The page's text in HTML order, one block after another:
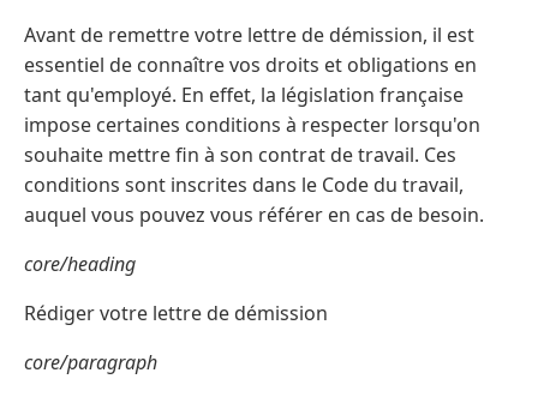
Avant de remettre votre lettre de démission, il est
essentiel de connaître vos droits et obligations en
tant qu'employé. En effet, la législation française
impose certaines conditions à respecter lorsqu'on
souhaite mettre fin à son contrat de travail. Ces
conditions sont inscrites dans le Code du travail,
auquel vous pouvez vous référer en cas de besoin.
core/heading
Rédiger votre lettre de démission
core/paragraph